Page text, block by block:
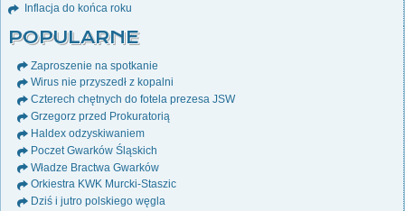
Inflacja do końca roku
POPULARNE
Zaproszenie na spotkanie
Wirus nie przyszedł z kopalni
Czterech chętnych do fotela prezesa JSW
Grzegorz przed Prokuratorią
Haldex odzyskiwaniem
Poczet Gwarków Śląskich
Władze Bractwa Gwarków
Orkiestra KWK Murcki-Staszic
Dziś i jutro polskiego węgla